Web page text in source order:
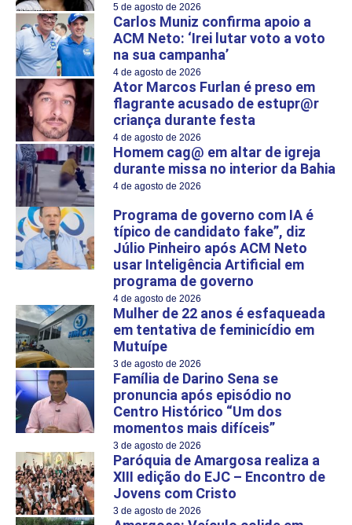
5 de agosto de 2026
Carlos Muniz confirma apoio a
ACM Neto: ‘Irei lutar voto a voto
na sua campanha’
4 de agosto de 2026
Ator Marcos Furlan é preso em
flagrante acusado de estupr@r
criança durante festa
4 de agosto de 2026
Homem cag@ em altar de igreja
durante missa no interior da Bahia
4 de agosto de 2026
Programa de governo com IA é
típico de candidato fake”, diz
Júlio Pinheiro após ACM Neto
usar Inteligência Artificial em
programa de governo
4 de agosto de 2026
Mulher de 22 anos é esfaqueada
em tentativa de feminicídio em
Mutuípe
3 de agosto de 2026
Família de Darino Sena se
pronuncia após episódio no
Centro Histórico “Um dos
momentos mais difíceis”
3 de agosto de 2026
Paróquia de Amargosa realiza a
XIII edição do EJC – Encontro de
Jovens com Cristo
3 de agosto de 2026